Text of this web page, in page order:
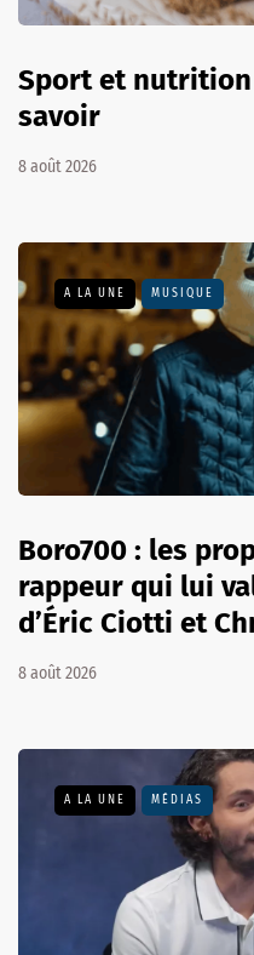
Sport et
savoir
8 août 2026
A LA UNE MUSIQUE
Boro700 : les
rappeur qui lui
d’Éric Ciotti et
8 août 2026
A LA UNE MÉDIAS